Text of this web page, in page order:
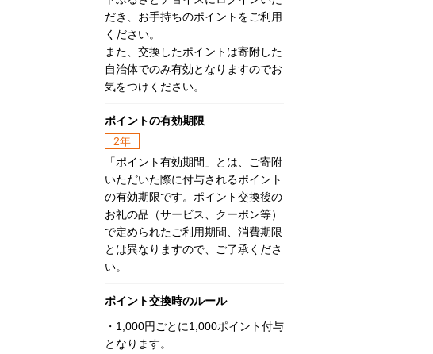
だき、お手持ちのポイントをご利用
ください。
また、交換したポイントは寄附した
自治体でのみ有効となりますのでお
気をつけください。
ポイントの有効期限
2年
「ポイント有効期間」とは、ご寄附
いただいた際に付与されるポイント
の有効期限です。ポイント交換後の
お礼の品（サービス、クーポン等）
で定められたご利用期間、消費期限
とは異なりますので、ご了承くださ
い。
ポイント交換時のルール
・1,000円ごとに1,000ポイント付与
となります。